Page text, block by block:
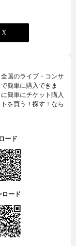
国のライブ・コンサ
簡単に購入できま
簡単にチケット購入
を買う！探す！なら
ード
ード